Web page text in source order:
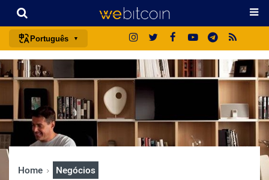
Português
english
español
français
italiano
日本語
Home Negócios